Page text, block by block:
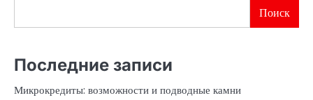
Поиск
Последние записи
Микрокредиты: возможности и подводные камни